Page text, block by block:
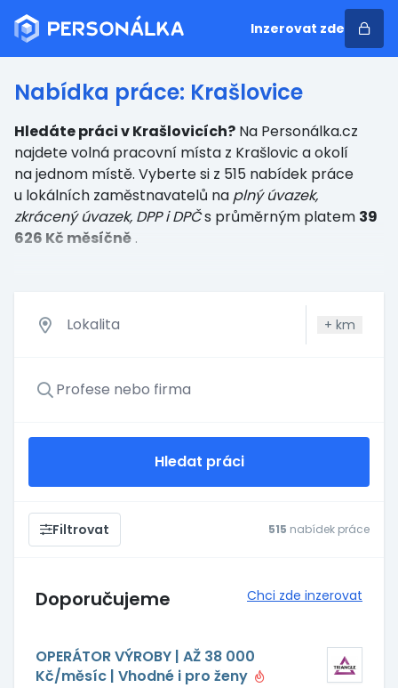
Inzerovat zde
Nabídka práce: Krašlovice
Hledáte práci v Krašlovicích? Na Personálka.cz
najdete volná pracovní místa z Krašlovic a okolí
na jednom místě. Vyberte si z 515 nabídek práce
u lokálních zaměstnavatelů na plný úvazek,
zkrácený úvazek, DPP i DPČs průměrným platem 39
626 Kč měsíčně .
+ km
Hledat práci
Filtrovat 515 nabídek práce
Doporučujeme Chci zde inzerovat
OPERÁTOR VÝROBY | AŽ 38 000
Kč/měsíc | Vhodné i pro ženy